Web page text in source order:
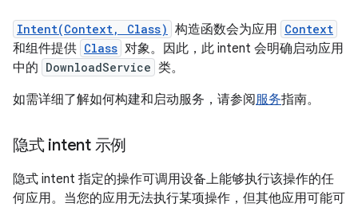
Intent(Context, Class) 构造函数会为应用 Context
和组件提供 Class 对象。因此，此 intent 会明确启动应用
中的 DownloadService 类。
如需详细了解如何构建和启动服务，请参阅服务指南。
隐式 intent 示例
隐式 intent 指定的操作可调用设备上能够执行该操作的任
何应用。当您的应用无法执行某项操作，但其他应用可能可